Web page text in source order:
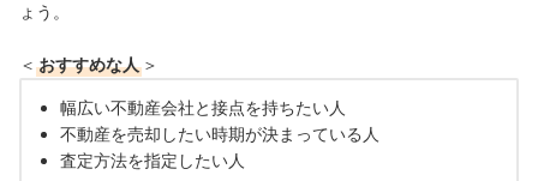
ょう。
＜ おすすめな人 ＞
幅広い不動産会社と接点を持ちたい人
不動産を売却したい時期が決まっている人
査定方法を指定したい人